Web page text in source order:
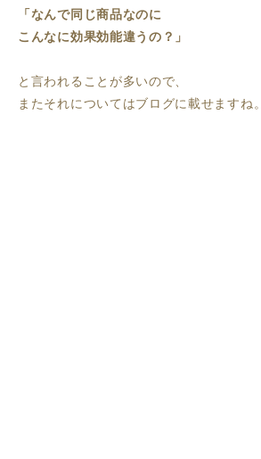
「なんで同じ商品なのに
こんなに効果効能違うの？」
と言われることが多いので、
またそれについてはブログに載せますね。